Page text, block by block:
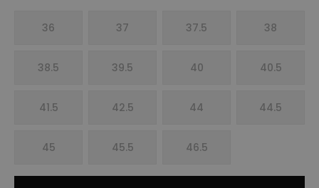
36 37 37.5 38
38.5 39.5 40 40.5
41.5 42.5 44 44.5
45 45.5 46.5